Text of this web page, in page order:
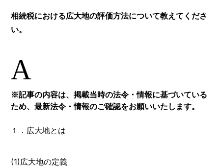
相続税における広大地の評価方法について教えてくださ
い。
A
※記事の内容は、掲載当時の法令・情報に基づいている
ため、最新法令・情報のご確認をお願いいたします。
１．広大地とは
(1)広大地の定義